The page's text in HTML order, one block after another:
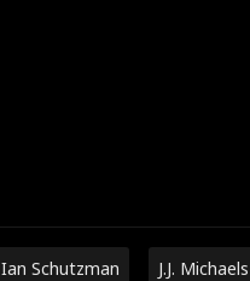
Ian Schutzman J.J. Michaels